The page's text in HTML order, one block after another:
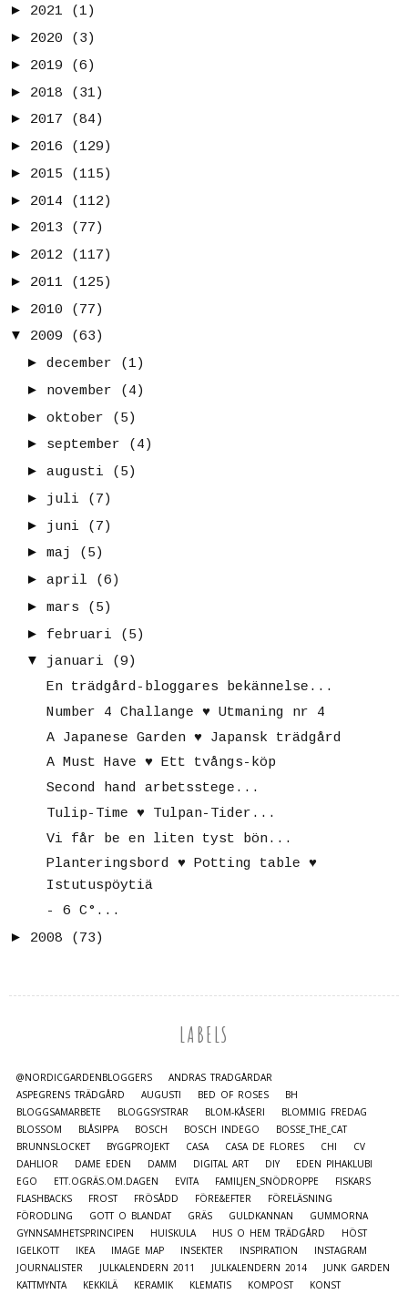
► 2021
(1)
► 2020
(3)
► 2019
(6)
► 2018
(31)
► 2017
(84)
► 2016
(129)
► 2015
(115)
► 2014
(112)
► 2013
(77)
► 2012
(117)
► 2011
(125)
► 2010
(77)
▼
2009
(63)
► december
(1)
► november
(4)
► oktober
(5)
► september
(4)
► augusti
(5)
► juli
(7)
► juni
(7)
► maj
(5)
► april
(6)
► mars
(5)
► februari
(5)
▼
januari
(9)
En trädgård-bloggares bekännelse...
Number 4 Challange ♥ Utmaning nr 4
A Japanese Garden ♥ Japansk trädgård
A Must Have ♥ Ett tvångs-köp
Second hand arbetsstege...
Tulip-Time ♥ Tulpan-Tider...
Vi får be en liten tyst bön...
Planteringsbord ♥ Potting table ♥
Istutuspöytiä
- 6 C°...
► 2008 (73)
LABELS
@NORDICGARDENBLOGGERS
ANDRAS TRÄDGÅRDAR
ASPEGRENS TRÄDGÅRD
AUGUSTI BED OF ROSES
BH
BLOGGSAMARBETE
BLOGGSYSTRAR BLOM-KÅSERI
BLOMMIG FREDAG
BLOSSOM
BLÅSIPPA BOSCH BOSCH INDEGO
BOSSE_THE_CAT
BRUNNSLOCKET
BYGGPROJEKT CASA CASA DE FLORES CHI
CV
DAHLIOR
DAME EDEN DAMM DIGITAL ART DIY
EDEN PIHAKLUBI
EGO
ETT.OGRÄS.OM.DAGEN EVITA FAMILJEN_SNÖDROPPE
FISKARS
FLASHBACKS
FROST FRÖSÅDD FÖRE&EFTER
FÖRELÄSNING
FÖRODLING
GOTT O BLANDAT GRÄS GULDKANNAN
GUMMORNA
GYNNSAMHETSPRINCIPEN
HUISKULA HUS O HEM TRÄDGÅRD
HÖST
IGELKOTT
IKEA IMAGE MAP INSEKTER INSPIRATION
INSTAGRAM
JOURNALISTER
JULKALENDERN 2011 JULKALENDERN 2014
JUNK GARDEN
KATTMYNTA
KEKKILÄ KERAMIK KLEMATIS KOMPOST
KONST